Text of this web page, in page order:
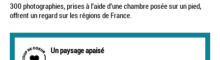
300 photographies, prises à l'aide d'une chambre posée sur un pied,
offrent un regard sur les régions de France.
Un paysage apaisé